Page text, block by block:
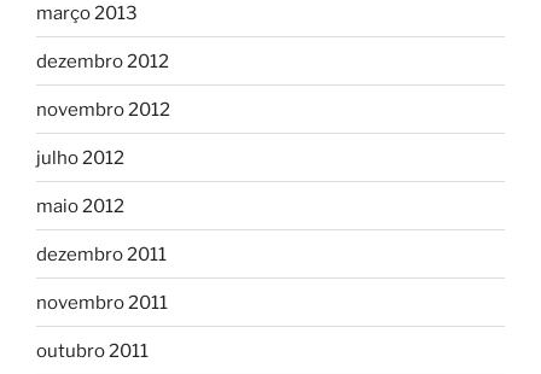
março 2013
dezembro 2012
novembro 2012
julho 2012
maio 2012
dezembro 2011
novembro 2011
outubro 2011